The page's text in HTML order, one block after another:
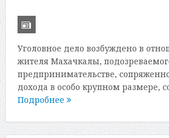
Уголовное дело возбуждено в
жителя Махачкалы,
предпринимательстве,
дохода в особо крупном размере,
Подробнее